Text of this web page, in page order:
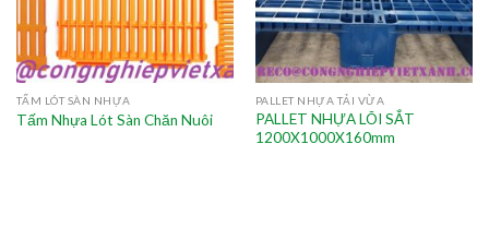
TẤM LÓT SÀN NHỰA
Tấm Nhựa Lót Sàn Chăn Nuôi
PALLET NHỰA TẢI VỪA
PALLET NHỰA LÕI SẮT
1200X1000X160mm